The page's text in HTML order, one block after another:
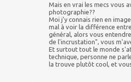
Mais en vrai les mecs vous
photographie??
Moi j'y connais rien en
mal à voir la différence
général, alors vous
de l'incrustation", vous
Et surtout tout le monde
technique, personne ne
la trouve plutôt cool, et